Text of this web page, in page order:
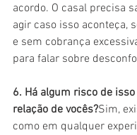
acordo. O casal precisa
agir caso isso aconteça,
e sem cobrança
para falar sobre
6. Há algum risco de
relação de vocês?Sim,
como em qualquer